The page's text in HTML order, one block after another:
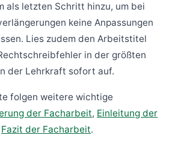
als letzten Schritt hinzu, um bei
keine Anpassungen
Lies zudem den Arbeitstitel
in der größten
der Lehrkraft sofort auf.
folgen weitere wichtige
der Facharbeit, Einleitung der
Fazit der Facharbeit.